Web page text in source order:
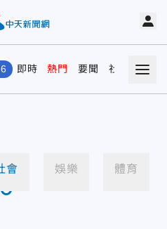
即時 熱門 要聞 社會 娛樂
會 娛樂 體育